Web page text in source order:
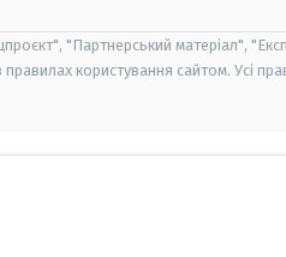
"Партнерський матеріал",
користування сайтом. Усі